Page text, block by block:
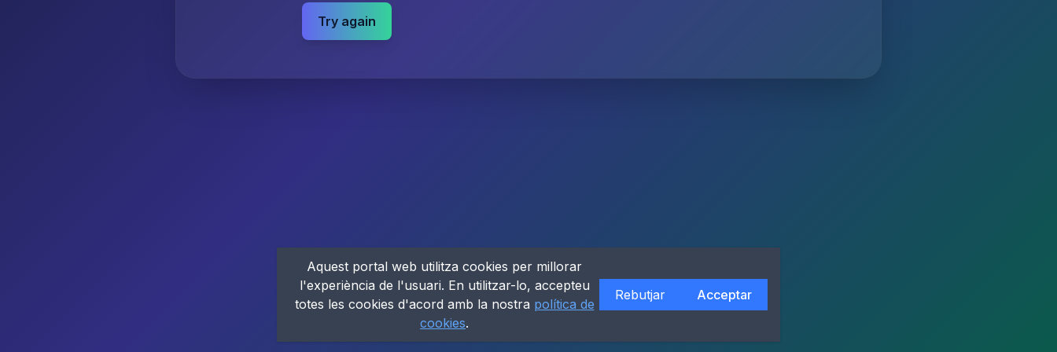
Try again
Aquest portal web utilitza cookies per millorar
l'experiència de l'usuari. En utilitzar-lo, accepteu
totes les cookies d'acord amb la nostra política de
cookies.
Rebutjar Acceptar